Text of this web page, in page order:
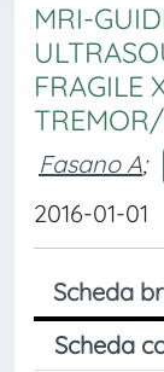
MRI-
FRAGILE
Fasano A;
2016-01-01
Scheda
Scheda